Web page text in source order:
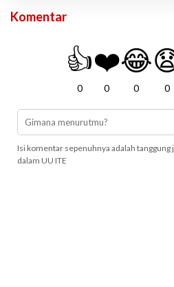
Komentar
👍
0
❤️
0
😂
0 0
Isi komentar sepenuhnya adalah tanggung
dalam UU ITE